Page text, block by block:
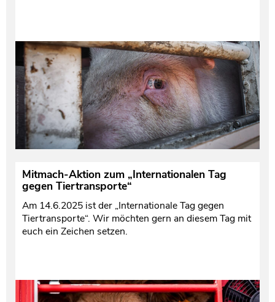
Mitmach-Aktion zum „Internationalen Tag
gegen Tiertransporte“
Am 14.6.2025 ist der „Internationale Tag gegen
Tiertransporte“. Wir möchten gern an diesem Tag mit
euch ein Zeichen setzen.